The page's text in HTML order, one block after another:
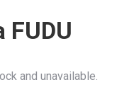
FUDU
and unavailable.